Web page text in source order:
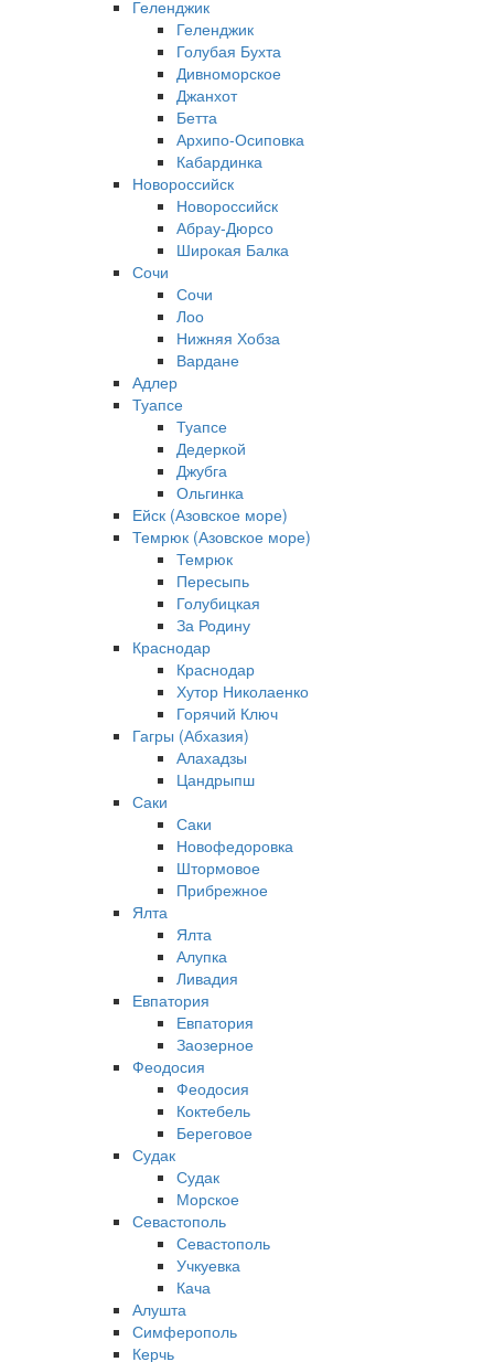
Геленджик
Геленджик
Голубая Бухта
Дивноморское
Джанхот
Бетта
Архипо-Осиповка
Кабардинка
Новороссийск
Новороссийск
Абрау-Дюрсо
Широкая Балка
Сочи
Сочи
Лоо
Нижняя Хобза
Вардане
Адлер
Туапсе
Туапсе
Дедеркой
Джубга
Ольгинка
Ейск (Азовское море)
Темрюк (Азовское море)
Темрюк
Пересыпь
Голубицкая
За Родину
Краснодар
Краснодар
Хутор Николаенко
Горячий Ключ
Гагры (Абхазия)
Алахадзы
Цандрыпш
Саки
Саки
Новофедоровка
Штормовое
Прибрежное
Ялта
Ялта
Алупка
Ливадия
Евпатория
Евпатория
Заозерное
Феодосия
Феодосия
Коктебель
Береговое
Судак
Судак
Морское
Севастополь
Севастополь
Учкуевка
Кача
Алушта
Симферополь
Керчь